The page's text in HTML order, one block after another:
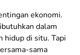
ekonomi.
dalam
hidup di situ. Tapi
sama